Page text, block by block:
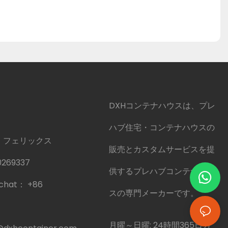
ェリックス
： +86
DXHコンテナハウスは、プレ
ハブ住宅・コンテナハウスの
販売とカスタムサービスを提
供するプレハブコンテナハウ
スの専門メーカーです。
月曜～日曜: 24時間365日カ